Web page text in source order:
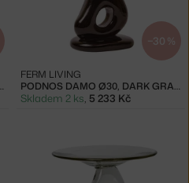
BLACK
−30 %
PODNOS DAMO Ø30, DARK GRAPE
FERM LIVING
Skladem 2 ks 5 233 Kč